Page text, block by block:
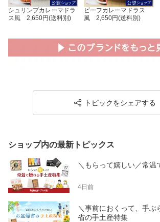
シュリンプカレーマドラ
ス風 2,650円(送料別)
ビーフカレーマドラス
風 2,650円(送料別)
トピックをシェアする
ショップ内の最新トピックス
＼もらって嬉しい／常温
4日前
＼事前におくって、手ぶ
省の手土産特集